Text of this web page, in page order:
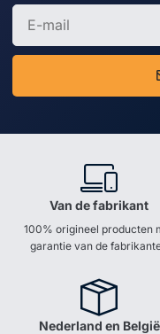
Van de fabrikant
100% origineel producten
garantie van de
Nederland en België